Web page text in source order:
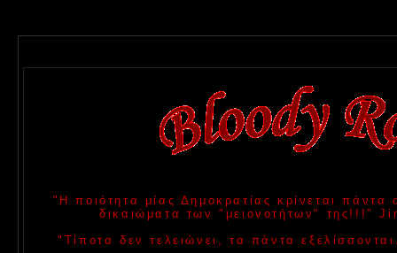
"Η ποιότητα μίας Δημοκρατίας κρίνεται
δικαιώματα των "μειονοτήτων" της!!!"
"Τίποτα δεν τελειώνει, τα πάντα